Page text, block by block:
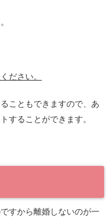
ださい。
こともできますので、あ
することができます。
すから離婚しないのが一